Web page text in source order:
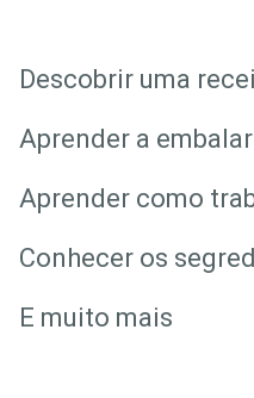
Descobrir uma
Aprender a
Aprender como
Conhecer os
E muito mais